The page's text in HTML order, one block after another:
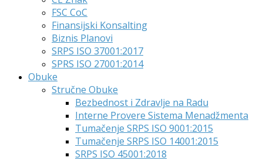
FSC CoC
Finansijski Konsalting
Biznis Planovi
SRPS ISO 37001:2017
SPRS ISO 27001:2014
Obuke
Stručne Obuke
Bezbednost i Zdravlje na Radu
Interne Provere Sistema Menadžmenta
Tumačenje SRPS ISO 9001:2015
Tumačenje SRPS ISO 14001:2015
SRPS ISO 45001:2018